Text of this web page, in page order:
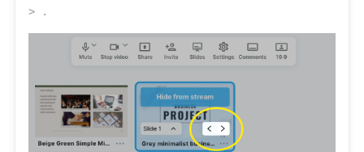
> .